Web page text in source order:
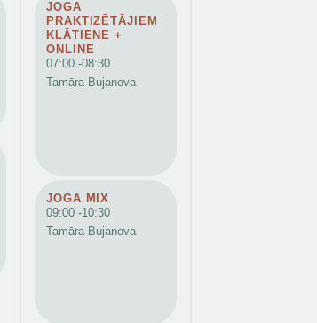
JOGA
PRAKTIZĒTĀJIEM
KLĀTIENE +
ONLINE
07:00 -08:30
Tamāra Bujanova
JOGA MIX
09:00 -10:30
Tamāra Bujanova